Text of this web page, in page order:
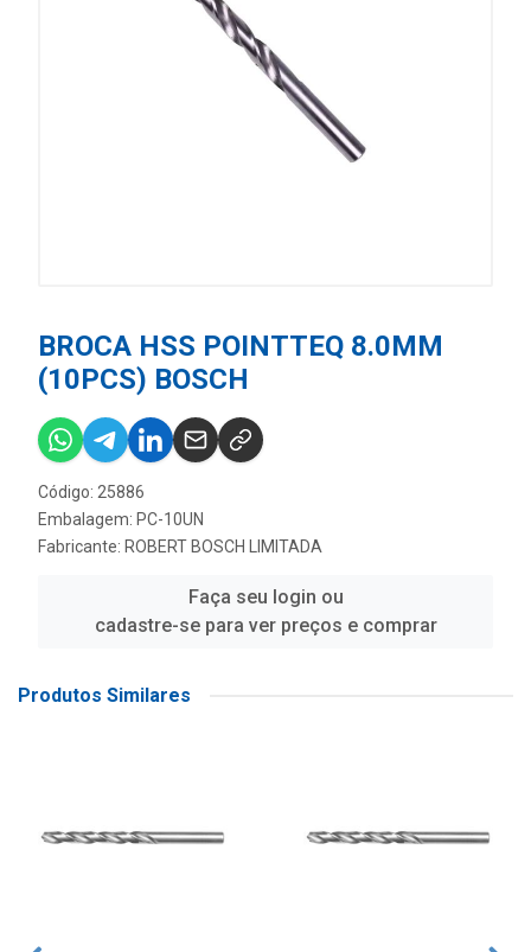
BROCA HSS POINTTEQ 8.0MM
(10PCS) BOSCH
Código: 25886
Embalagem: PC-10UN
Fabricante: ROBERT BOSCH LIMITADA
Faça seu login ou
cadastre-se para ver preços e comprar
Produtos Similares